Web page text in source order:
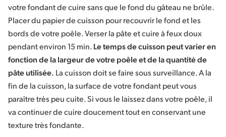
votre fondant de cuire sans que le fond du gâteau ne brûle.
Placer du papier de cuisson pour recouvrir le fond et les
bords de votre poêle. Verser la pâte et cuire à feux doux
pendant environ 15 min.Le temps de cuisson peut varier en
fonction de la largeur de votre poêle et de la quantité de
pâte utilisée. La cuisson doit se faire sous surveillance. A la
fin de la cuisson, la surface de votre fondant peut vous
paraître très peu cuite. Si vous le laissez dans votre poêle, il
va continuer de cuire doucement tout en conservant une
texture très fondante.